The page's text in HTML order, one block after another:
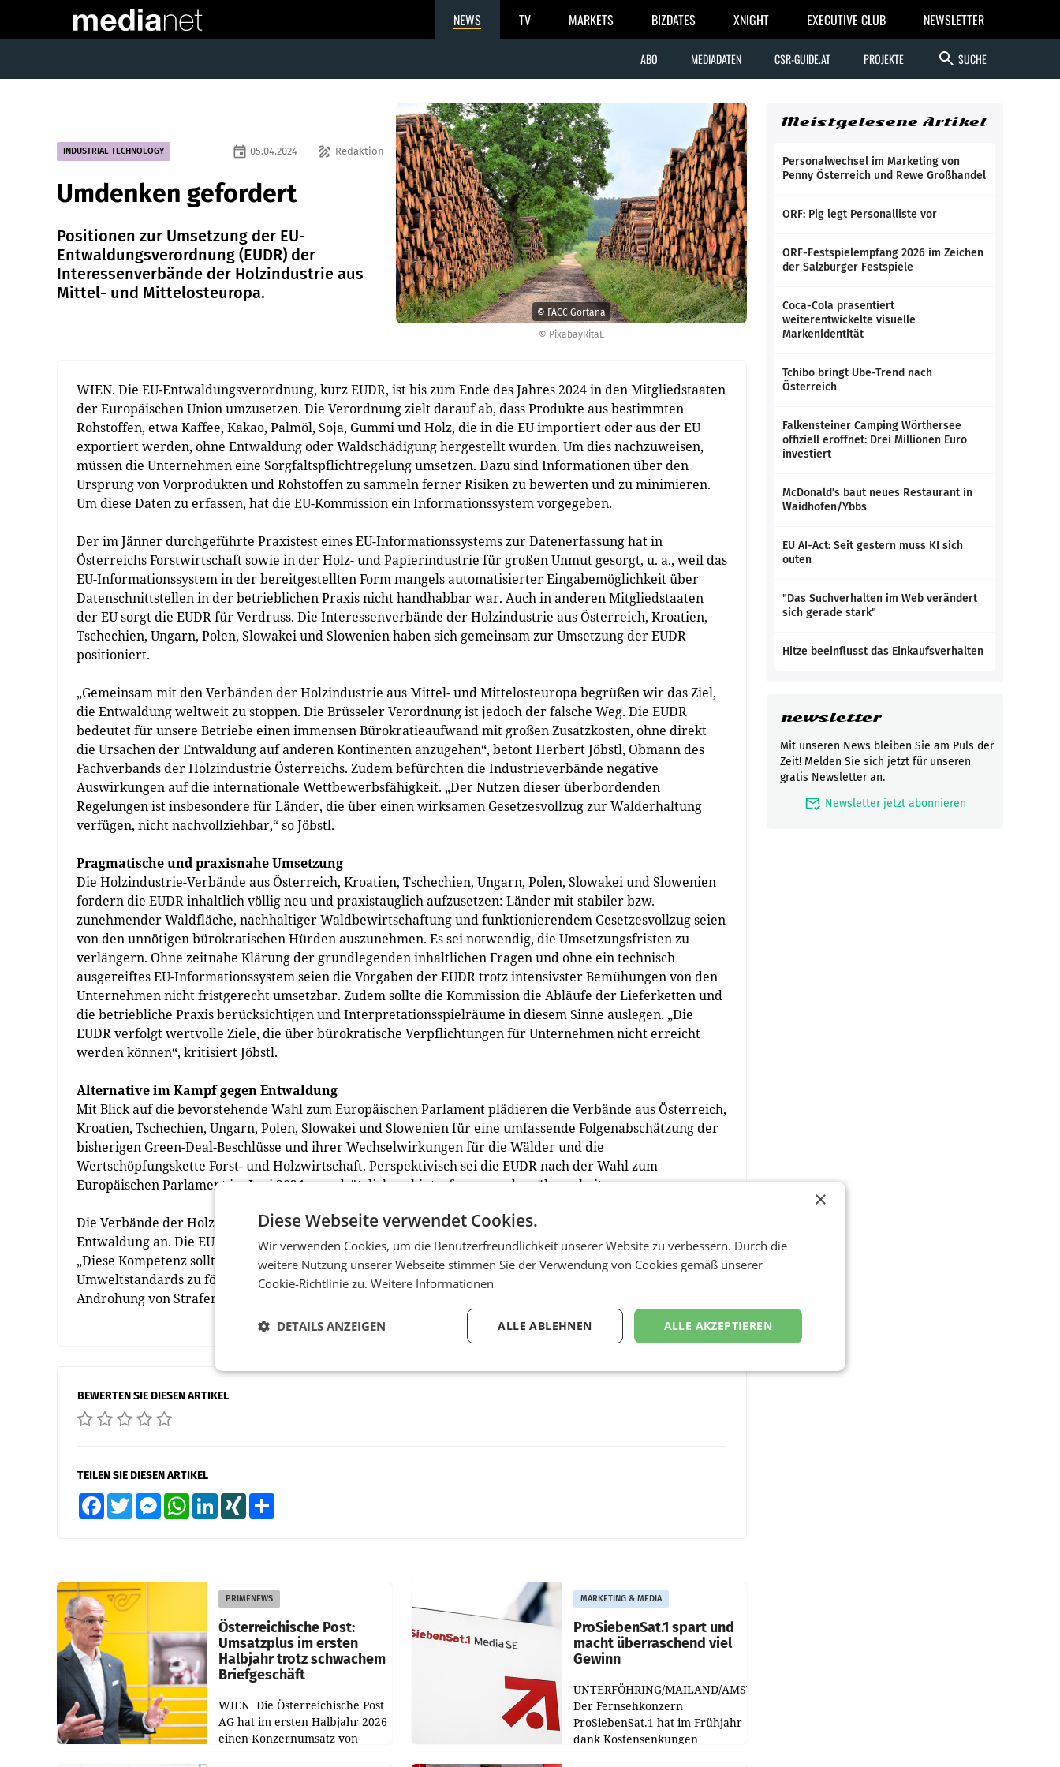
NEWS TV MARKETS BIZDATES XNIGHT EXECUTIVE CLUB NEWSLETTER
ABO MEDIADATEN CSR-GUIDE.AT PROJEKTE search SUCHE
© PixabayRitaE
© FACC Gortana
INDUSTRIAL TECHNOLOGY draw Redaktion
event 05.04.2024
Umdenken gefordert
Positionen zur Umsetzung der EU-
Entwaldungsverordnung (EUDR) der
Interessenverbände der Holzindustrie aus
Mittel- und Mittelosteuropa.
WIEN. Die EU-Entwaldungsverordnung, kurz EUDR, ist bis zum Ende des Jahres 2024 in den Mitgliedstaaten
der Europäischen Union umzusetzen. Die Verordnung zielt darauf ab, dass Produkte aus bestimmten
Rohstoffen, etwa Kaffee, Kakao, Palmöl, Soja, Gummi und Holz, die in die EU importiert oder aus der EU
exportiert werden, ohne Entwaldung oder Waldschädigung hergestellt wurden. Um dies nachzuweisen,
müssen die Unternehmen eine Sorgfaltspflichtregelung umsetzen. Dazu sind Informationen über den
Ursprung von Vorprodukten und Rohstoffen zu sammeln ferner Risiken zu bewerten und zu minimieren.
Um diese Daten zu erfassen, hat die EU-Kommission ein Informationssystem vorgegeben.
Der im Jänner durchgeführte Praxistest eines EU-Informationssystems zur Datenerfassung hat in
Österreichs Forstwirtschaft sowie in der Holz- und Papierindustrie für großen Unmut gesorgt, u. a., weil das
EU-Informationssystem in der bereitgestellten Form mangels automatisierter Eingabemöglichkeit über
Datenschnittstellen in der betrieblichen Praxis nicht handhabbar war. Auch in anderen Mitgliedstaaten
der EU sorgt die EUDR für Verdruss. Die Interessenverbände der Holzindustrie aus Österreich, Kroatien,
Tschechien, Ungarn, Polen, Slowakei und Slowenien haben sich gemeinsam zur Umsetzung der EUDR
positioniert.
„Gemeinsam mit den Verbänden der Holzindustrie aus Mittel- und Mittelosteuropa begrüßen wir das Ziel,
die Entwaldung weltweit zu stoppen. Die Brüsseler Verordnung ist jedoch der falsche Weg. Die EUDR
bedeutet für unsere Betriebe einen immensen Bürokratieaufwand mit großen Zusatzkosten, ohne direkt
die Ursachen der Entwaldung auf anderen Kontinenten anzugehen“, betont Herbert Jöbstl, Obmann des
Fachverbands der Holzindustrie Österreichs. Zudem befürchten die Industrieverbände negative
Auswirkungen auf die internationale Wettbewerbsfähigkeit. „Der Nutzen dieser überbordenden
Regelungen ist insbesondere für Länder, die über einen wirksamen Gesetzesvollzug zur Walderhaltung
verfügen, nicht nachvollziehbar,“ so Jöbstl.
Pragmatische und praxisnahe Umsetzung
Die Holzindustrie-Verbände aus Österreich, Kroatien, Tschechien, Ungarn, Polen, Slowakei und Slowenien
fordern die EUDR inhaltlich völlig neu und praxistauglich aufzusetzen: Länder mit stabiler bzw.
zunehmender Waldfläche, nachhaltiger Waldbewirtschaftung und funktionierendem Gesetzesvollzug seien
von den unnötigen bürokratischen Hürden auszunehmen. Es sei notwendig, die Umsetzungsfristen zu
verlängern. Ohne zeitnahe Klärung der grundlegenden inhaltlichen Fragen und ohne ein technisch
ausgereiftes EU-Informationssystem seien die Vorgaben der EUDR trotz intensivster Bemühungen von den
Unternehmen nicht fristgerecht umsetzbar. Zudem sollte die Kommission die Abläufe der Lieferketten und
die betriebliche Praxis berücksichtigen und Interpretationsspielräume in diesem Sinne auslegen. „Die
EUDR verfolgt wertvolle Ziele, die über bürokratische Verpflichtungen für Unternehmen nicht erreicht
werden können“, kritisiert Jöbstl.
Alternative im Kampf gegen Entwaldung
Mit Blick auf die bevorstehende Wahl zum Europäischen Parlament plädieren die Verbände aus Österreich,
Kroatien, Tschechien, Ungarn, Polen, Slowakei und Slowenien für eine umfassende Folgenabschätzung der
bisherigen Green-Deal-Beschlüsse und ihrer Wechselwirkungen für die Wälder und die
Wertschöpfungskette Forst- und Holzwirtschaft. Perspektivisch sei die EUDR nach der Wahl zum
Europäischen Parlament im Juni 2024 grundsätzlich zu hinterfragen und zu überarbeiten.
Die Verbände der Holzindustrie regen zudem wirksamere Alternativen im Kampf gegen die weltweite
Entwaldung an. Die EU verfüge über die exklusive Zuständigkeit für internationale Handelsabkommen.
„Diese Kompetenz sollte die EU nutzen und Vereinbarungen mit Drittstaaten treffen, um Sozial- und
Umweltstandards zu fördern. Es ist ein Systembruch in der Rechtssetzung, politische Ziele über die
Androhung von Strafen auf die Ebene der Unternehmen abzuwälzen“, so Jöbstl abschließend.
BEWERTEN SIE DIESEN ARTIKEL
TEILEN SIE DIESEN ARTIKEL
FacebookTwitter MessengerWhatsAppLinkedInXING
PRIMENEWS
Österreichische Post:
Umsatzplus im ersten
Halbjahr trotz schwachem
Briefgeschäft
WIEN Die Österreichische Post
AG hat im ersten Halbjahr 2026
einen Konzernumsatz von
MARKETING & MEDIA
ProSiebenSat.1 spart und
macht überraschend viel
Gewinn
UNTERFÖHRING/MAILAND/AMSTERDAM.
Der Fernsehkonzern
ProSiebenSat.1 hat im Frühjahr
dank Kostensenkungen
Meistgelesene Artikel
Personalwechsel im Marketing von
Penny Österreich und Rewe Großhandel
ORF: Pig legt Personalliste vor
ORF-Festspielempfang 2026 im Zeichen
der Salzburger Festspiele
Coca-Cola präsentiert
weiterentwickelte visuelle
Markenidentität
Tchibo bringt Ube-Trend nach
Österreich
Falkensteiner Camping Wörthersee
offiziell eröffnet: Drei Millionen Euro
investiert
McDonald’s baut neues Restaurant in
Waidhofen/Ybbs
EU AI-Act: Seit gestern muss KI sich
outen
"Das Suchverhalten im Web verändert
sich gerade stark"
Hitze beeinflusst das Einkaufsverhalten
newsletter
Mit unseren News bleiben Sie am Puls der
Zeit! Melden Sie sich jetzt für unseren
gratis Newsletter an.
mark_email_read Newsletter jetzt abonnieren
×
Diese Webseite verwendet Cookies.
Wir verwenden Cookies, um die Benutzerfreundlichkeit unserer Website zu verbessern. Durch die
weitere Nutzung unserer Webseite stimmen Sie der Verwendung von Cookies gemäß unserer
Cookie-Richtlinie zu. Weitere Informationen
ALLE AKZEPTIEREN
ALLE ABLEHNEN
DETAILS ANZEIGEN